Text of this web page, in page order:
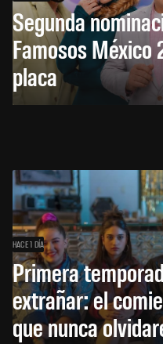
Segunda
Famosos
placa
HACE 1 DÍA
Primera
extrañar: el
que nunca